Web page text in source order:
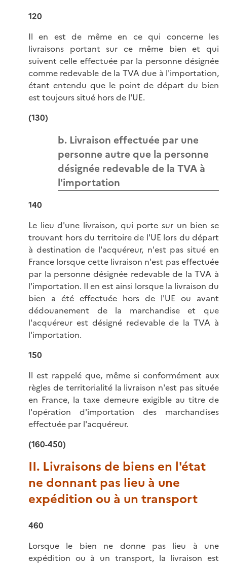
120
Il en est de même en ce qui concerne les
livraisons portant sur ce même bien et qui
suivent celle effectuée par la personne désignée
comme redevable de la TVA due à l'importation,
étant entendu que le point de départ du bien
est toujours situé hors de l'UE.
(130)
b. Livraison effectuée par une
personne autre que la personne
désignée redevable de la TVA à
l'importation
140
Le lieu d'une livraison, qui porte sur un bien se
trouvant hors du territoire de l'UE lors du départ
à destination de l'acquéreur, n'est pas situé en
France lorsque cette livraison n'est pas effectuée
par la personne désignée redevable de la TVA à
l'importation. Il en est ainsi lorsque la livraison du
bien a été effectuée hors de l'UE ou avant
dédouanement de la marchandise et que
l'acquéreur est désigné redevable de la TVA à
l'importation.
150
Il est rappelé que, même si conformément aux
règles de territorialité la livraison n'est pas située
en France, la taxe demeure exigible au titre de
l'opération d'importation des marchandises
effectuée par l'acquéreur.
(160-450)
II. Livraisons de biens en l'état
ne donnant pas lieu à une
expédition ou à un transport
460
Lorsque le bien ne donne pas lieu à une
expédition ou à un transport, la livraison est